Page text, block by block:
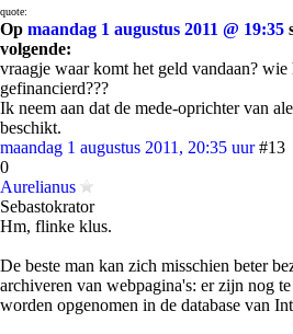
quote:
Op maandag 1 augustus 2011 @ 19:35
volgende:
vraagje waar komt het geld vandaan? wie
gefinancierd???
Ik neem aan dat de mede-oprichter van
beschikt.
maandag 1 augustus 2011, 20:35 uur #13
0
Aurelianus
Sebastokrator
Hm, flinke klus.
De beste man kan zich misschien beter
archiveren van webpagina's: er zijn nog
worden opgenomen in de database van